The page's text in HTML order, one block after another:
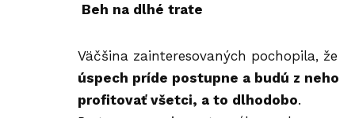
Beh na dlhé trate
Väčšina zainteresovaných pochopila, že
úspech príde postupne a budú z neho
profitovať všetci, a to dlhodobo.